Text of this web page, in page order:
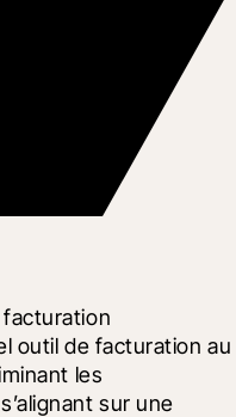
outil de facturation au
les
sur une